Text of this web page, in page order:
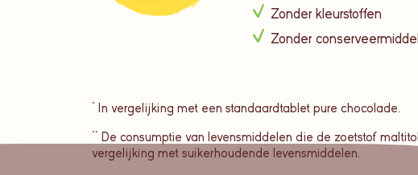
Zonder kleurstoffen
Zonder
* In vergelijking met een standaardtablet pure chocolade.
** De consumptie van levensmiddelen die de zoetstof
vergelijking met suikerhoudende levensmiddelen.